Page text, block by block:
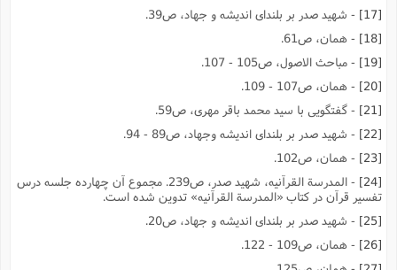
- شهید صدر بر بلنداى اندیشه و جهاد، ص39.
- همان، ص61.
- مباحث الاصول، ص105 - 107.
- همان، ص107 - 109.
- گفتگویى با سید محمد باقر مهرى، ص59.
- شهید صدر بر بلنداى اندیشه وجهاد، ص89 - 94.
- همان، ص102.
- المدرسة القرآنیه، شهید صدر، ص239. مجموع آن چهارده جلسه درس
تفسیر قرآن در کتاب «المدرسة القرآنیه» تدوین شده است.
- شهید صدر بر بلنداى اندیشه و جهاد، ص20.
- همان، ص109 - 122.